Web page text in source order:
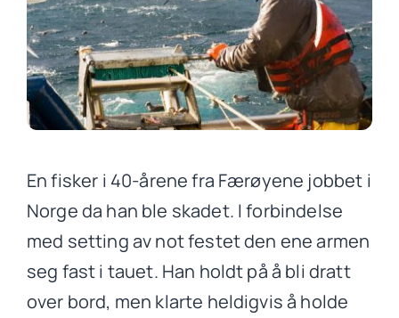
Gratis vurdering av din sak
En fisker i 40-årene fra Færøyene jobbet i
Norge da han ble skadet. I forbindelse
med setting av not festet den ene armen
seg fast i tauet. Han holdt på å bli dratt
over bord, men klarte heldigvis å holde